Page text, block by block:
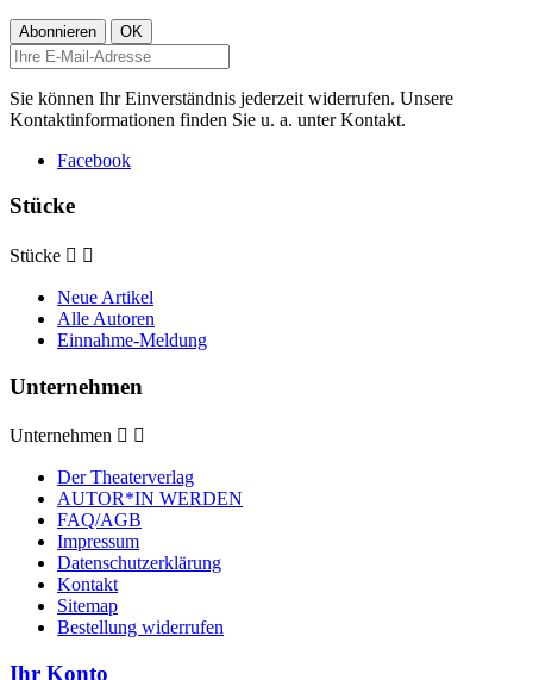
Sie können Ihr Einverständnis jederzeit widerrufen. Unsere
Kontaktinformationen finden Sie u. a. unter Kontakt.
Facebook
Stücke
Stücke  
Neue Artikel
Alle Autoren
Einnahme-Meldung
Unternehmen
Unternehmen  
Der Theaterverlag
AUTOR*IN WERDEN
FAQ/AGB
Impressum
Datenschutzerklärung
Kontakt
Sitemap
Bestellung widerrufen
Ihr Konto